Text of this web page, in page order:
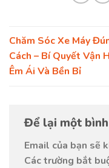
Chăm Sóc Xe Máy
Cách – Bí Quyết Vận
Êm Ái Và Bền Bỉ
Để lại một
Email của bạn sẽ
Các trường bắt